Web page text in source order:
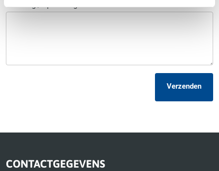
Uw vraag / opmerking
Verzenden
CONTACTGEGEVENS